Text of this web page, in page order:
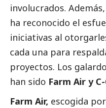
involucrados.
ha reconocido el
iniciativas al
cada una para
proyectos. Los
han sido Farm Air y
Farm Air, escogida